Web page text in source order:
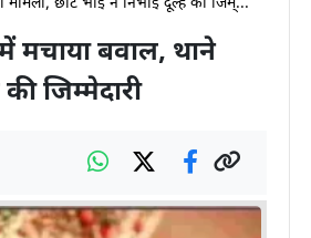
मचाया बवाल, थाने
जिम्मेदारी